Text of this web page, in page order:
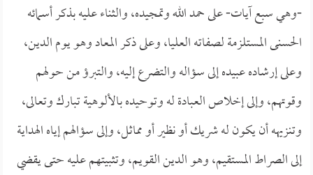
-وهي سبع آيات- على حمد الله وتمجيده، والثناء عليه بذكر أسمائه
الحسنى المستلزمة لصفاته العليا، وعلى ذكر المعاد وهو يوم الدين،
وعلى إرشاده عبيده إلى سؤاله والتضرع إليه، والتبرؤ من حولهم
وقوتهم، وإلى إخلاص العبادة له وتوحيده بالألوهية تبارك وتعالى،
وتنزيهه أن يكون له شريك أو نظير أو مماثل، وإلى سؤالهم إياه الهداية
إلى الصراط المستقيم، وهو الدين القويم، وتثبيتهم عليه حتى يقضي